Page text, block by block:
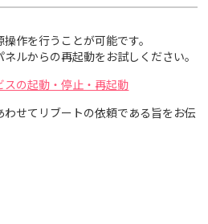
作を行うことが可能です。
ルからの再起動をお試しください。
スの起動・停止・再起動
せてリブートの依頼である旨をお伝